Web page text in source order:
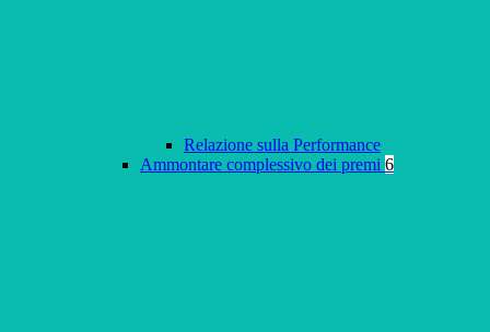
Relazione sulla Performance
Ammontare complessivo dei premi 6